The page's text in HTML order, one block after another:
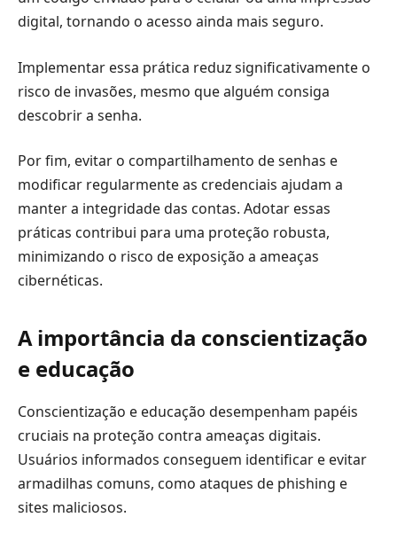
digital, tornando o acesso ainda mais seguro.
Implementar essa prática reduz significativamente o
risco de invasões, mesmo que alguém consiga
descobrir a senha.
Por fim, evitar o compartilhamento de senhas e
modificar regularmente as credenciais ajudam a
manter a integridade das contas. Adotar essas
práticas contribui para uma proteção robusta,
minimizando o risco de exposição a ameaças
cibernéticas.
A importância da conscientização
e educação
Conscientização e educação desempenham papéis
cruciais na proteção contra ameaças digitais.
Usuários informados conseguem identificar e evitar
armadilhas comuns, como ataques de phishing e
sites maliciosos.